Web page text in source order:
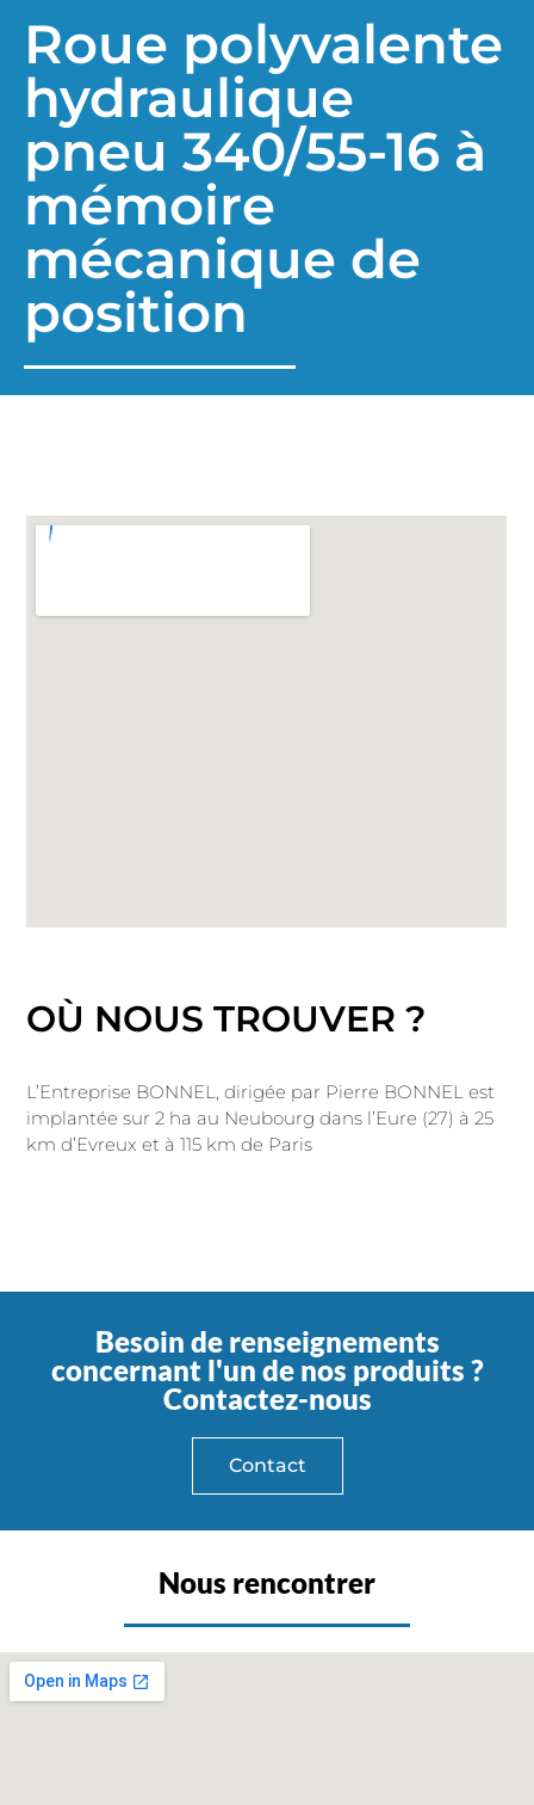
Roue polyvalente
hydraulique
pneu 340/55-16 à
mémoire
mécanique de
position
OÙ NOUS TROUVER ?
L’Entreprise BONNEL, dirigée par Pierre BONNEL est
implantée sur 2 ha au Neubourg dans l’Eure (27) à 25
km d’Evreux et à 115 km de Paris
Besoin de renseignements
concernant l'un de nos produits ?
Contactez-nous
Contact
Nous rencontrer